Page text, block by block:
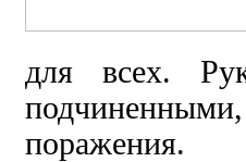
для всех.
поражения.